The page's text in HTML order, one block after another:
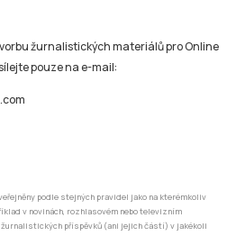
žurnalistických materiálů pro Online
pouze na e-mail:
podle stejných pravidel jako na kterémkoliv
v novinách, rozhlasovém nebo televizním
příspěvků (ani jejich částí) v jakékoli